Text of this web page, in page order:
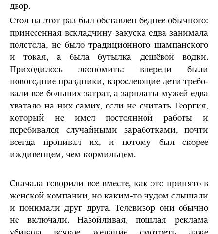
двор.
Стол на этот раз был обставлен беднее обычного:
принесенная вскладчину закуска едва занимала
полстола, не было традиционного шампанского
и токая, а была бутылка дешёвой водки.
Приходилось экономить: впереди были
новогодние праздники, взрослеющие дети требо­
вали все больших затрат, а зарплаты мужей едва
хватало на них самих, если не считать Георгия,
который не имел постоянной работы и
перебивался случайными заработками, почти
всегда пропивал их, и потому был скорее
иждивенцем, чем кормильцем.
Сначала говорили все вместе, как это принято в
женской компании, но каким-то чудом слышали
и понимали друг друга. Телевизор они обычно
не включали. Назойливая, пошлая реклама